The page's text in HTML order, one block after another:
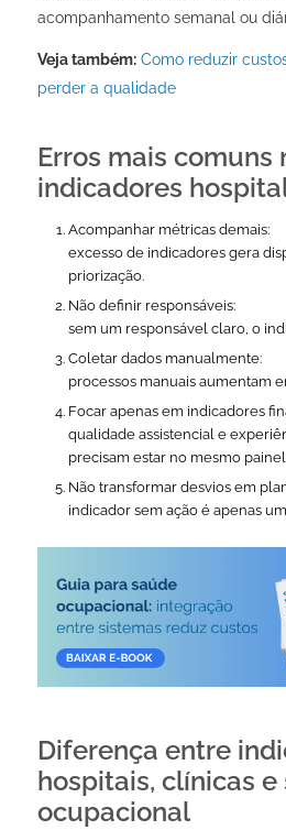
acompanhamento semanal ou
Veja também: Como reduzir
perder a qualidade
Erros mais comuns
indicadores
Acompanhar métricas demais:
excesso de indicadores gera
priorização.
Não definir responsáveis:
sem um responsável claro, o
Coletar dados manualmente:
processos manuais aumentam
Focar apenas em indicadores
qualidade assistencial e
precisam estar no mesmo
Não transformar desvios em
indicador sem ação é apenas
Diferença entre
hospitais, clínicas e
ocupacional